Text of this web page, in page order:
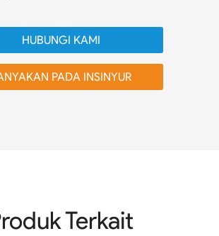
HUBUNGI KAMI
PADA INSINYUR
Terkait